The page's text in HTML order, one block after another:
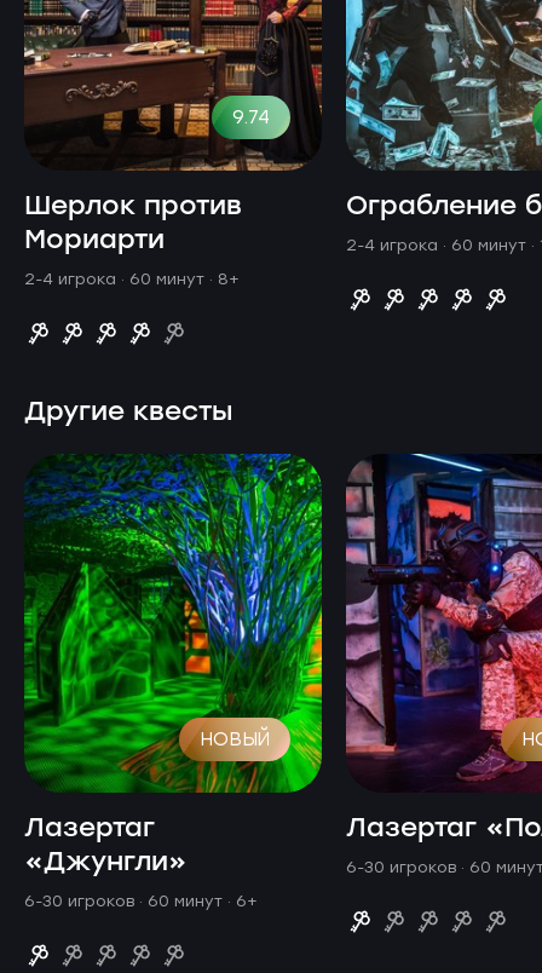
9.74
Шерлок против
Мориарти
2-4 игрока · 60 минут · 8+
Ограбление
2-4 игрока · 60 минут
Другие квесты
НОВЫЙ
Лазертаг
«Джунгли»
6-30 игроков · 60 минут · 6+
Лазертаг
6-30 игроков · 60